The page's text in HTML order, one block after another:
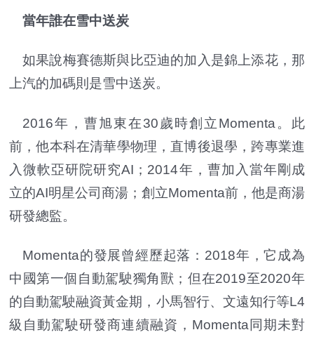
當年誰在雪中送炭
如果說梅賽德斯與比亞迪的加入是錦上添花，那
上汽的加碼則是雪中送炭。
2016年，曹旭東在30歲時創立Momenta。此
前，他本科在清華學物理，直博後退學，跨專業進
入微軟亞研院研究AI；2014年，曹加入當年剛成
立的AI明星公司商湯；創立Momenta前，他是商湯
研發總監。
Momenta的發展曾經歷起落：2018年，它成為
中國第一個自動駕駛獨角獸；但在2019至2020年
的自動駕駛融資黃金期，小馬智行、文遠知行等L4
級自動駕駛研發商連續融資，Momenta同期未對